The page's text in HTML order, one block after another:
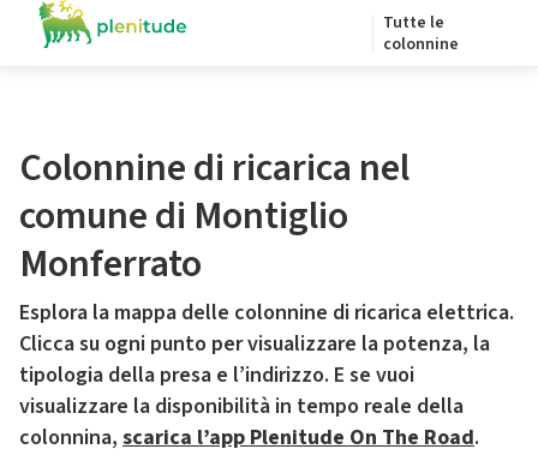
Tutte le
colonnine
Colonnine di ricarica nel
comune di Montiglio
Monferrato
Esplora la mappa delle colonnine di ricarica elettrica.
Clicca su ogni punto per visualizzare la potenza, la
tipologia della presa e l’indirizzo. E se vuoi
visualizzare la disponibilità in tempo reale della
colonnina, scarica l’app Plenitude On The Road.